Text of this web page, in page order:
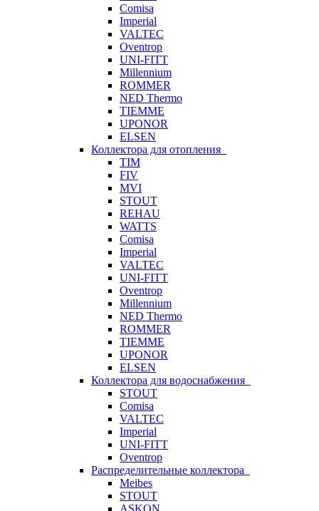
Comisa
Imperial
VALTEC
Oventrop
UNI-FITT
Millennium
ROMMER
NED Thermo
TIEMME
UPONOR
ELSEN
Коллектора для отопления
TIM
FIV
MVI
STOUT
REHAU
WATTS
Comisa
Imperial
VALTEC
UNI-FITT
Oventrop
Millennium
NED Thermo
ROMMER
TIEMME
UPONOR
ELSEN
Коллектора для водоснабжения
STOUT
Comisa
VALTEC
Imperial
UNI-FITT
Oventrop
Распределительные коллектора
Meibes
STOUT
ASKON